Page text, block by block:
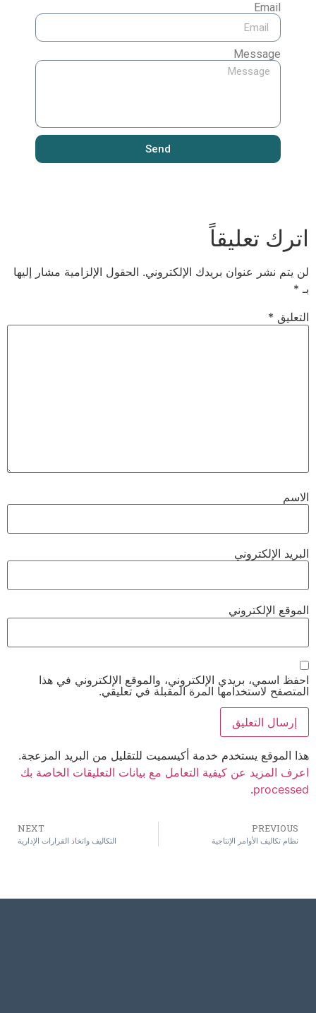
Email
Message
Send
اترك تعليقاً
لن يتم نشر عنوان بريدك الإلكتروني. الحقول الإلزامية مشار إليها
بـ *
التعليق *
الاسم
البريد الإلكتروني
الموقع الإلكتروني
احفظ اسمي، بريدي الإلكتروني، والموقع الإلكتروني في هذا
المتصفح لاستخدامها المرة المقبلة في تعليقي.
هذا الموقع يستخدم خدمة أكيسميت للتقليل من البريد المزعجة.
اعرف المزيد عن كيفية التعامل مع بيانات التعليقات الخاصة بك
processed
.
PREVIOUS
نظام تكاليف الأوامر الإنتاجية
NEXT
التكاليف واتخاذ القرارات الإدارية